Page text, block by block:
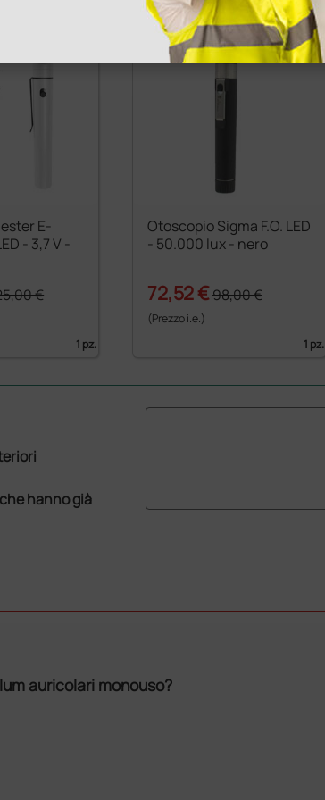
E-
V -
€
1 pz.
Otoscopio Sigma F.O. LED
- 50.000 lux - nero
72,52 €98,00 €
(Prezzo i.e.)
1 pz.
hanno già
auricolari monouso?